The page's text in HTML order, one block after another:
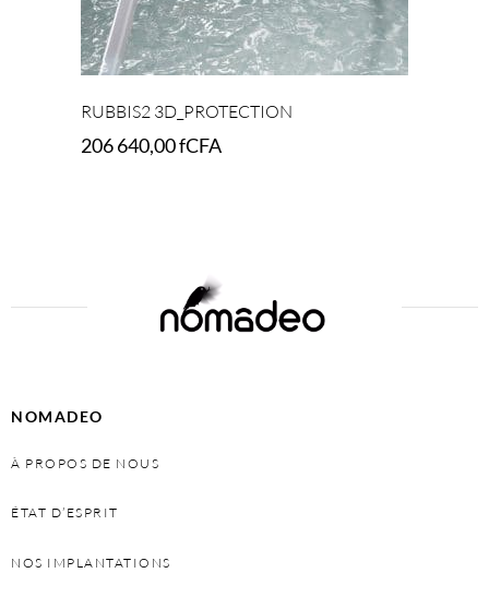
RUBBIS2 3D_PROTECTION
206 640,00fCFA
NOMADEO
À PROPOS DE NOUS
ÉTAT D’ESPRIT
NOS IMPLANTATIONS